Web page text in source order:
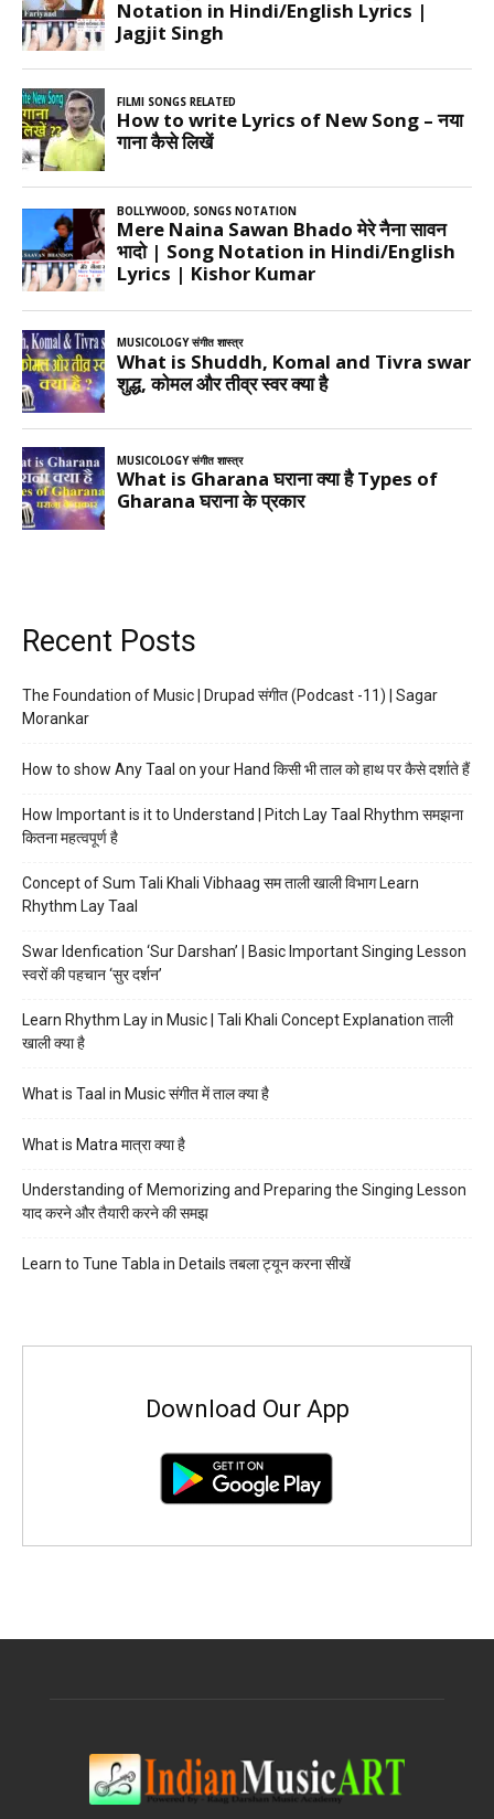
Recent Posts
The Foundation of Music | Drupad संगीत (Podcast -11) | Sagar
Morankar
How to show Any Taal on your Hand किसी भी ताल को हाथ पर कैसे दर्शाते हैं
How Important is it to Understand | Pitch Lay Taal Rhythm समझना
कितना महत्वपूर्ण है
Concept of Sum Tali Khali Vibhaag सम ताली खाली विभाग Learn
Rhythm Lay Taal
Swar Idenfication ‘Sur Darshan’ | Basic Important Singing Lesson
स्वरों की पहचान ‘सुर दर्शन’
Learn Rhythm Lay in Music | Tali Khali Concept Explanation ताली
खाली क्या है
What is Taal in Music संगीत में ताल क्या है
What is Matra मात्रा क्या है
Understanding of Memorizing and Preparing the Singing Lesson
याद करने और तैयारी करने की समझ
Learn to Tune Tabla in Details तबला ट्यून करना सीखें
Download Our App